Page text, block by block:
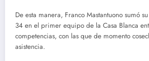
De esta manera, Franco Mastantuono sumó
34 en el primer equipo de la Casa Blanca
competencias, con las que de momento
asistencia.